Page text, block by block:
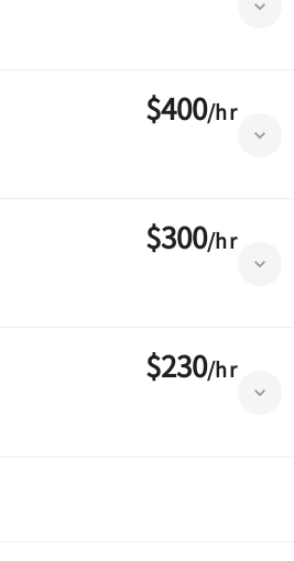
$400/hr
$300/hr
$230/hr